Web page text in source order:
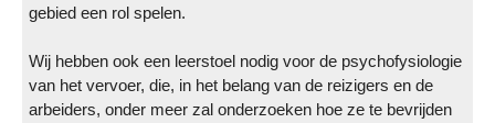
gebied een rol spelen.
Wij hebben ook een leerstoel nodig voor de psychofysiologie
van het vervoer, die, in het belang van de reizigers en de
arbeiders, onder meer zal onderzoeken hoe ze te bevrijden